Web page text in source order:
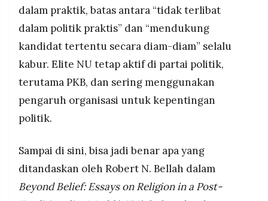
dalam praktik, batas antara “tidak terlibat
dalam politik praktis” dan “mendukung
kandidat tertentu secara diam-diam” selalu
kabur. Elite NU tetap aktif di partai politik,
terutama PKB, dan sering menggunakan
pengaruh organisasi untuk kepentingan
politik.
Sampai di sini, bisa jadi benar apa yang
ditandaskan oleh Robert N. Bellah dalam
Beyond Belief: Essays on Religion in a Post-